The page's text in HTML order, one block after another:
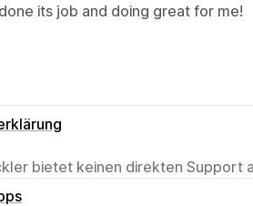
its job and doing great for me!
bietet keinen direkten Support